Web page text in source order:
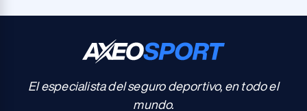
El especialista del seguro deportivo, en todo el
mundo.